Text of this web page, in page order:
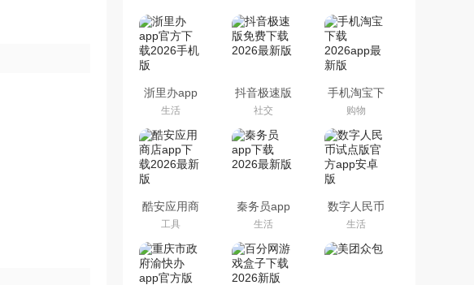
浙里办app
官方下载
2026手机版
生活
抖音极速版
免费下载
2026最新版
社交
手机淘宝下
载2026app
最新版
购物
酷安应用商
店app下载
2026最新版
工具
秦务员app
下载2026最
新版
生活
数字人民币
试点版官方
app安卓版
生活